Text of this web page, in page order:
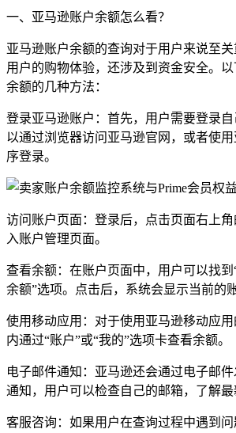
一、亚马逊账户余额怎么看？
亚马逊账户余额的查询对于用户来说至
用户的购物体验，还涉及到资金安全。
余额的几种方法：
登录亚马逊账户：首先，用户需要登录
以通过浏览器访问亚马逊官网，或者使
序登录。
访问账户页面：登录后，点击页面右上
入账户管理页面。
查看余额：在账户页面中，用户可以找到
余额”选项。点击后，系统会显示当前的
使用移动应用：对于使用亚马逊移动应
内通过“账户”或“我的”选项卡查看余额。
电子邮件通知：亚马逊还会通过电子邮
通知，用户可以检查自己的邮箱，了解最
客服咨询：如果用户在查询过程中遇到